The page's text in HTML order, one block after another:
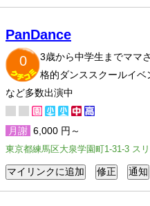
PanDance
0
3歳から中学生までママ
格的ダンススクールイベ
など多数出演中
月謝 6,000 円～
東京都練馬区大泉学園町1-31-3 ス